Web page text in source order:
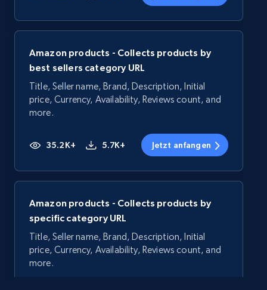
Amazon products - Collects products by
best sellers category URL
Title, Seller name, Brand, Description, Initial
price, Currency, Availability, Reviews count, and
more.
35.2K+ 5.7K+ Jetzt anfangen
Amazon products - Collects products by
specific category URL
Title, Seller name, Brand, Description, Initial
price, Currency, Availability, Reviews count, and
more.